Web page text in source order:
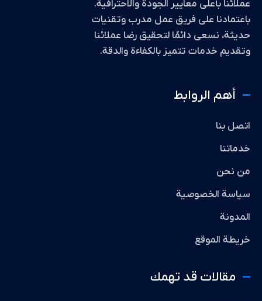
عملائنا بأعلى معايير الجودة والاحترافية.
باعتمادنا على فريق عمل مدرب وتقنيات
حديثة، نسعى دائمًا لتحقيق رضا عملائنا
وتقديم خدمات تتميز بالكفاءة والدقة.
أهم الروابط
اتصل بنا
خدماتنا
من نحن
سياسة الخصوصية
المدونة
خريطة الموقع
مقالات قد تهمك